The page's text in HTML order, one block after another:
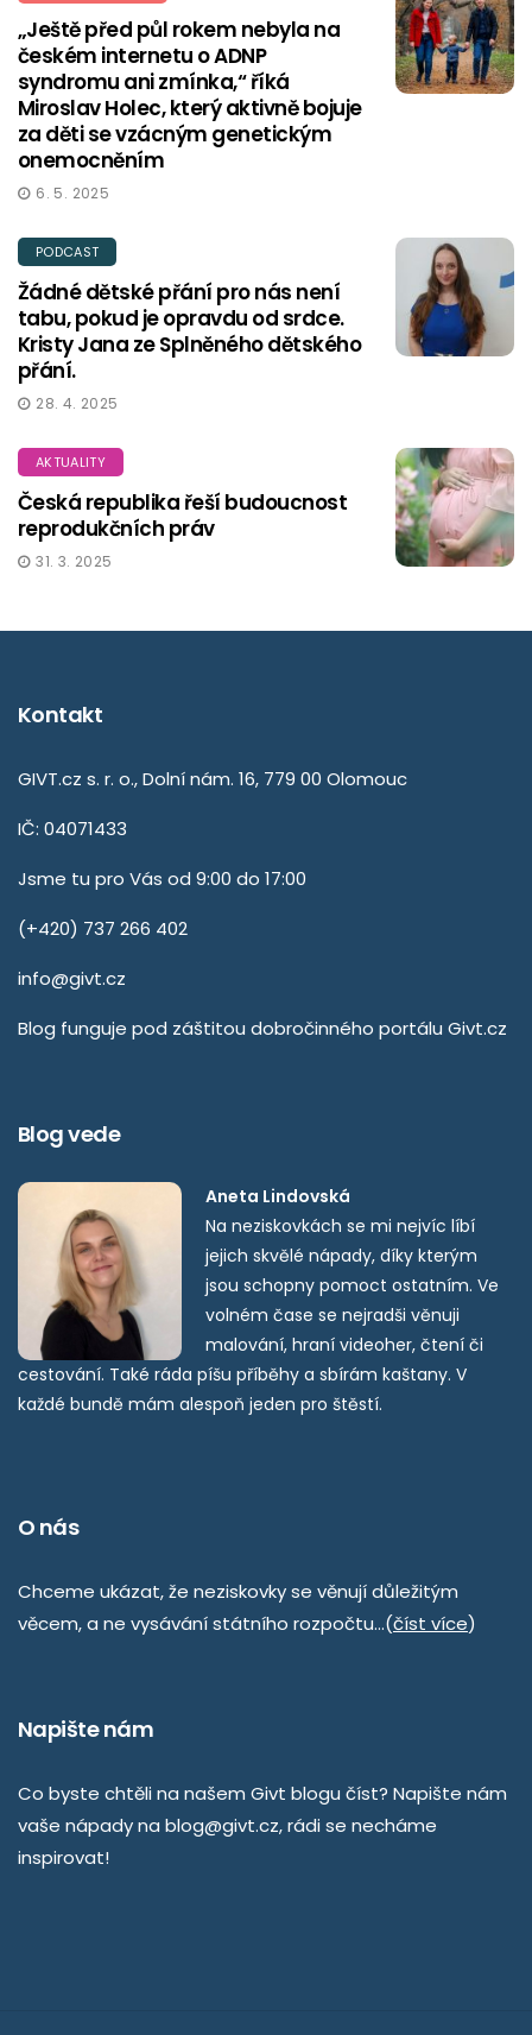
„Ještě před půl rokem nebyla na
českém internetu o ADNP
syndromu ani zmínka,“ říká
Miroslav Holec, který aktivně bojuje
za děti se vzácným genetickým
onemocněním
6. 5. 2025
PODCAST
Žádné dětské přání pro nás není
tabu, pokud je opravdu od srdce.
Kristy Jana ze Splněného dětského
přání.
28. 4. 2025
AKTUALITY
Česká republika řeší budoucnost
reprodukčních práv
31. 3. 2025
Kontakt
GIVT.cz s. r. o., Dolní nám. 16, 779 00 Olomouc
IČ: 04071433
Jsme tu pro Vás od 9:00 do 17:00
(+420) 737 266 402
info@givt.cz
Blog funguje pod záštitou dobročinného portálu Givt.cz
Blog vede
Aneta Lindovská
Na neziskovkách se mi nejvíc líbí
jejich skvělé nápady, díky kterým
jsou schopny pomoct ostatním. Ve
volném čase se nejradši věnuji
malování, hraní videoher, čtení či
cestování. Také ráda píšu příběhy a sbírám kaštany. V
každé bundě mám alespoň jeden pro štěstí.
O nás
Chceme ukázat, že neziskovky se věnují důležitým
věcem, a ne vysávání státního rozpočtu…(číst více)
Napište nám
Co byste chtěli na našem Givt blogu číst? Napište nám
vaše nápady na blog@givt.cz, rádi se necháme
inspirovat!